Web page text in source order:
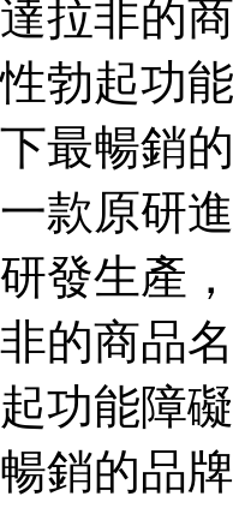
達拉非的
性勃起功
下最暢銷
一款原研
研發生產
非的商品
起功能障
暢銷的品